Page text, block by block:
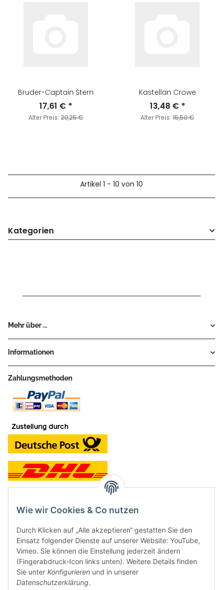
Bruder-Captain Stern
17,61 € *
Alter Preis: 20,25 €
Kastellan Crowe
13,48 € *
Alter Preis: 15,50 €
Artikel 1 - 10 von 10
Kategorien
Mehr über ...
Informationen
Zahlungsmethoden
Neben dem Onlineshop haben wir ein Ladengeschäft in Hütten:
Frontline Games
Färbereiweg 3A
24358 Hütten
Wie wir Cookies & Co nutzen
Durch Klicken auf „Alle akzeptieren“ gestatten Sie den
Einsatz folgender Dienste auf unserer Website: YouTube,
Vimeo. Sie können die Einstellung jederzeit ändern
(Fingerabdruck-Icon links unten). Weitere Details finden
Sie unter Konfigurieren und in unserer
Datenschutzerklärung.